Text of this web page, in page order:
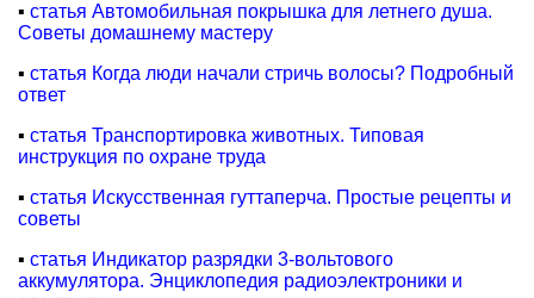
▪ статья Автомобильная покрышка для летнего душа.
Советы домашнему мастеру
▪ статья Когда люди начали стричь волосы? Подробный
ответ
▪ статья Транспортировка животных. Типовая
инструкция по охране труда
▪ статья Искусственная гуттаперча. Простые рецепты и
советы
▪ статья Индикатор разрядки 3-вольтового
аккумулятора. Энциклопедия радиоэлектроники и